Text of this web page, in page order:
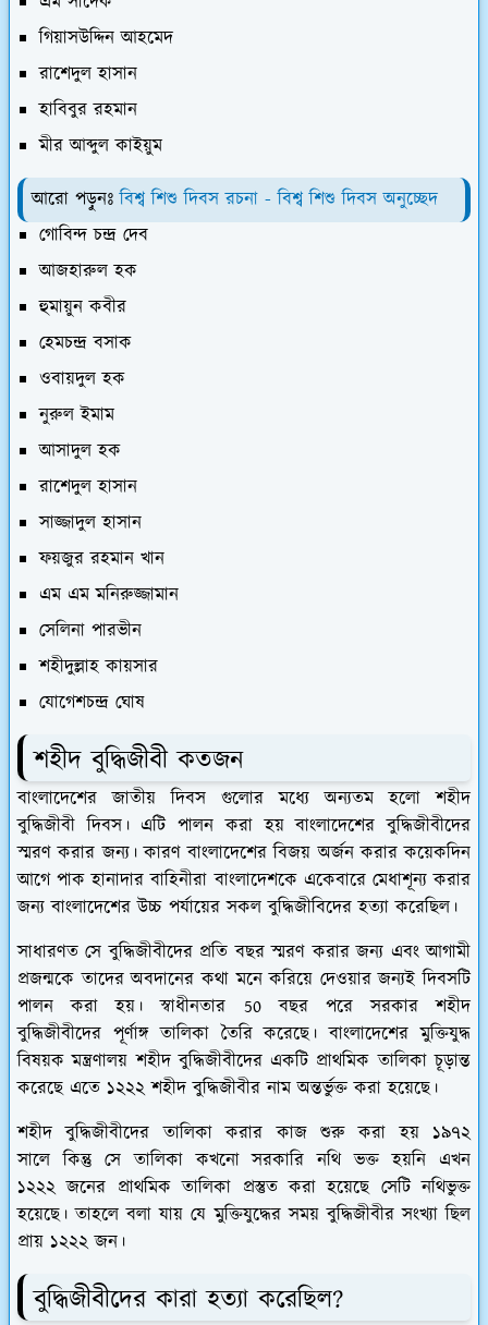
গিয়াসউদ্দিন আহমেদ
রাশেদুল হাসান
হাবিবুর রহমান
মীর আব্দুল কাইয়ুম
আরো পড়ুনঃবিশ্ব শিশু দিবস রচনা - বিশ্ব শিশু দিবস অনুচ্ছেদ
গোবিন্দ চন্দ্র দেব
আজহারুল হক
হুমায়ুন কবীর
হেমচন্দ্র বসাক
ওবায়দুল হক
নুরুল ইমাম
আসাদুল হক
রাশেদুল হাসান
সাজ্জাদুল হাসান
ফয়জুর রহমান খান
এম এম মনিরুজ্জামান
সেলিনা পারভীন
শহীদুল্লাহ কায়সার
যোগেশচন্দ্র ঘোষ
শহীদ বুদ্ধিজীবী কতজন
বাংলাদেশের জাতীয় দিবস গুলোর মধ্যে অন্যতম হলো শহীদ
বুদ্ধিজীবী দিবস। এটি পালন করা হয় বাংলাদেশের বুদ্ধিজীবীদের
স্মরণ করার জন্য। কারণ বাংলাদেশের বিজয় অর্জন করার কয়েকদিন
আগে পাক হানাদার বাহিনীরা বাংলাদেশকে একেবারে মেধাশূন্য করার
জন্য বাংলাদেশের উচ্চ পর্যায়ের সকল বুদ্ধিজীবিদের হত্যা করেছিল।
সাধারণত সে বুদ্ধিজীবীদের প্রতি বছর স্মরণ করার জন্য এবং আগামী
প্রজন্মকে তাদের অবদানের কথা মনে করিয়ে দেওয়ার জন্যই দিবসটি
পালন করা হয়। স্বাধীনতার 50 বছর পরে সরকার শহীদ
বুদ্ধিজীবীদের পূর্ণাঙ্গ তালিকা তৈরি করেছে। বাংলাদেশের মুক্তিযুদ্ধ
বিষয়ক মন্ত্রণালয় শহীদ বুদ্ধিজীবীদের একটি প্রাথমিক তালিকা চূড়ান্ত
করেছে এতে ১২২২ শহীদ বুদ্ধিজীবীর নাম অন্তর্ভুক্ত করা হয়েছে।
শহীদ বুদ্ধিজীবীদের তালিকা করার কাজ শুরু করা হয় ১৯৭২
সালে কিন্তু সে তালিকা কখনো সরকারি নথি ভক্ত হয়নি এখন
১২২২ জনের প্রাথমিক তালিকা প্রস্তুত করা হয়েছে সেটি নথিভুক্ত
হয়েছে। তাহলে বলা যায় যে মুক্তিযুদ্ধের সময় বুদ্ধিজীবীর সংখ্যা ছিল
প্রায় ১২২২ জন।
বুদ্ধিজীবীদের কারা হত্যা করেছিল?